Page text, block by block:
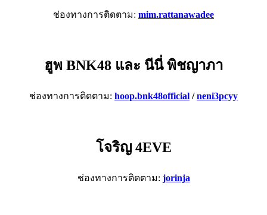
ช่องทางการติดตาม: mim.rattanawadee
ฮูพ BNK48 และ นีนี่ พิชญาภา
ช่องทางการติดตาม: hoop.bnk48official /neni3pcyy
โจริญ 4EVE
ช่องทางการติดตาม: jorinja